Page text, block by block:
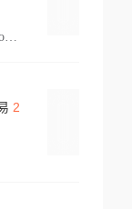
personal effect,used household goods
2